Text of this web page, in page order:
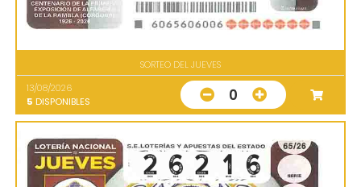
SORTEO DEL JUEVES
13/08/2026
5 DISPONIBLES 0